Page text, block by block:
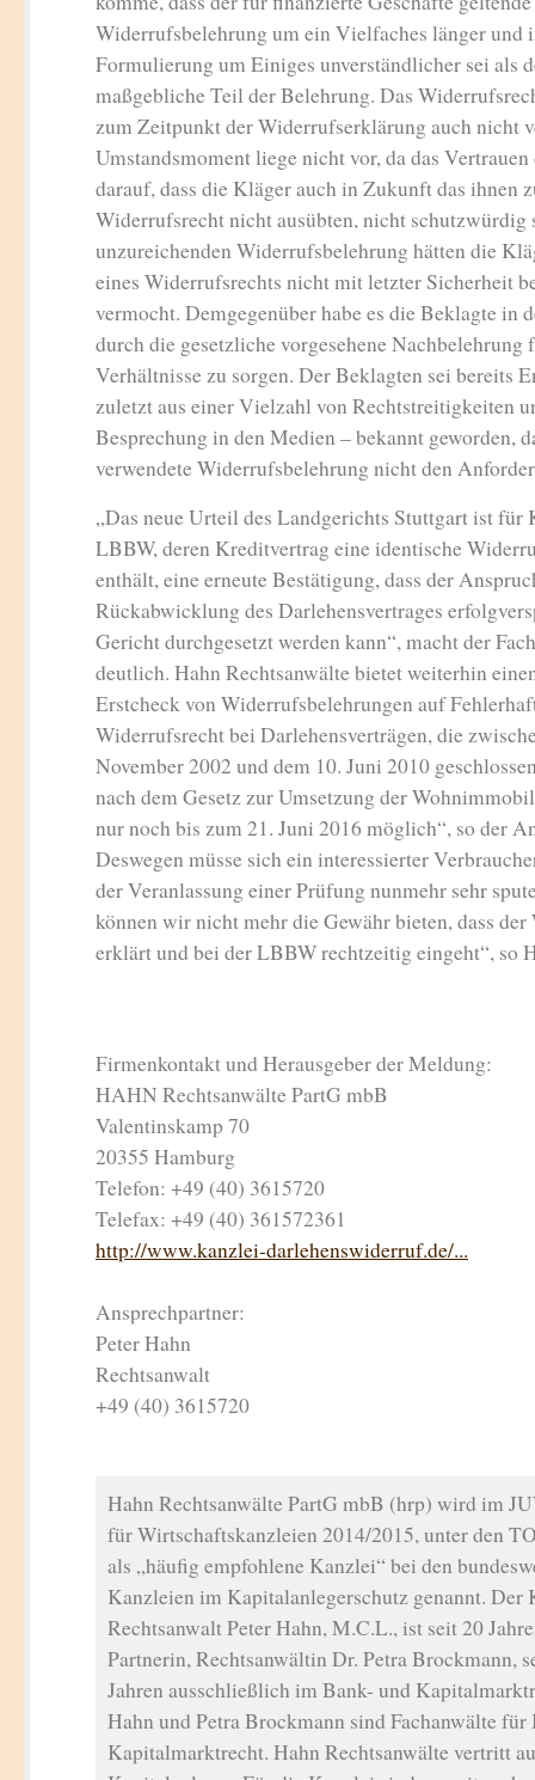
Widerrufsbelehrung um ein Vielfaches länger und
Formulierung um Einiges unverständlicher sei als
maßgebliche Teil der Belehrung. Das
zum Zeitpunkt der Widerrufserklärung auch nicht
Umstandsmoment liege nicht vor, da das
darauf, dass die Kläger auch in Zukunft das ihnen
Widerrufsrecht nicht ausübten, nicht schutzwürdig
unzureichenden Widerrufsbelehrung hätten die
eines Widerrufsrechts nicht mit letzter Sicherheit
vermocht. Demgegenüber habe es die Beklagte in
durch die gesetzliche vorgesehene Nachbelehrung
Verhältnisse zu sorgen. Der Beklagten sei bereits
zuletzt aus einer Vielzahl von Rechtstreitigkeiten
Besprechung in den Medien – bekannt geworden,
verwendete Widerrufsbelehrung nicht den
„Das neue Urteil des Landgerichts Stuttgart ist für
LBBW, deren Kreditvertrag eine identische
enthält, eine erneute Bestätigung, dass der
Rückabwicklung des Darlehensvertrages
Gericht durchgesetzt werden kann“, macht der
deutlich. Hahn Rechtsanwälte bietet weiterhin
Erstcheck von Widerrufsbelehrungen auf
Widerrufsrecht bei Darlehensverträgen, die
November 2002 und dem 10. Juni 2010
nach dem Gesetz zur Umsetzung der
nur noch bis zum 21. Juni 2016 möglich“, so der
Deswegen müsse sich ein interessierter
der Veranlassung einer Prüfung nunmehr sehr
können wir nicht mehr die Gewähr bieten, dass
erklärt und bei der LBBW rechtzeitig eingeht“, so
Firmenkontakt und Herausgeber der Meldung:
HAHN Rechtsanwälte PartG mbB
Valentinskamp 70
20355 Hamburg
Telefon: +49 (40) 3615720
Telefax: +49 (40) 361572361
http://www.kanzlei-darlehenswiderruf.de/...
Ansprechpartner:
Peter Hahn
Rechtsanwalt
+49 (40) 3615720
Hahn Rechtsanwälte PartG mbB (hrp) wird im
für Wirtschaftskanzleien 2014/2015, unter den
als „häufig empfohlene Kanzlei“ bei den
Kanzleien im Kapitalanlegerschutz genannt. Der
Rechtsanwalt Peter Hahn, M.C.L., ist seit 20
Partnerin, Rechtsanwältin Dr. Petra Brockmann,
Jahren ausschließlich im Bank- und
Hahn und Petra Brockmann sind Fachanwälte für
Kapitalmarktrecht. Hahn Rechtsanwälte vertritt